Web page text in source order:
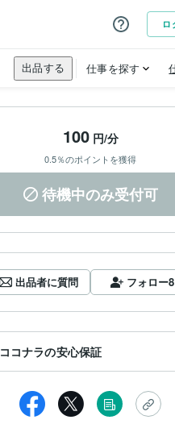
100円/分
0.5％のポイントを獲得
待機中のみ受付可
出品者に質問 フォロー8
ココナラの安心保証